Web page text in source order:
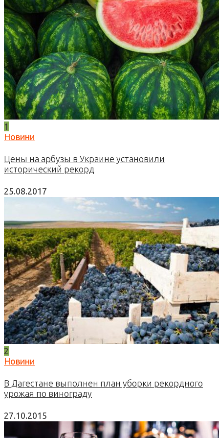
1
Новини
Цены на арбузы в Украине установили
исторический рекорд
25.08.2017
2
Новини
В Дагестане выполнен план уборки рекордного
урожая по винограду
27.10.2015